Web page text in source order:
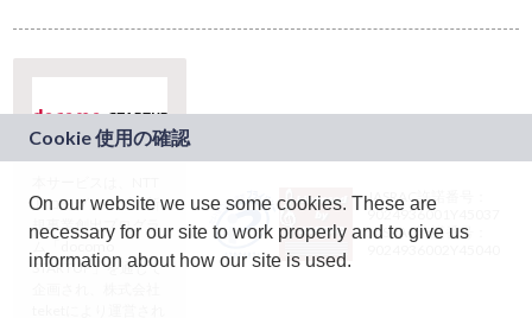
ドコモグループの新
規事業創出プログラ
ム「docomo
STARTUP」を通じて
JASRAC許諾番号：
9024936001Y45037
JASRAC許諾番号：
On our website we use some cookies. These are
necessary for our site to work properly and to give us
information about how our site is used.